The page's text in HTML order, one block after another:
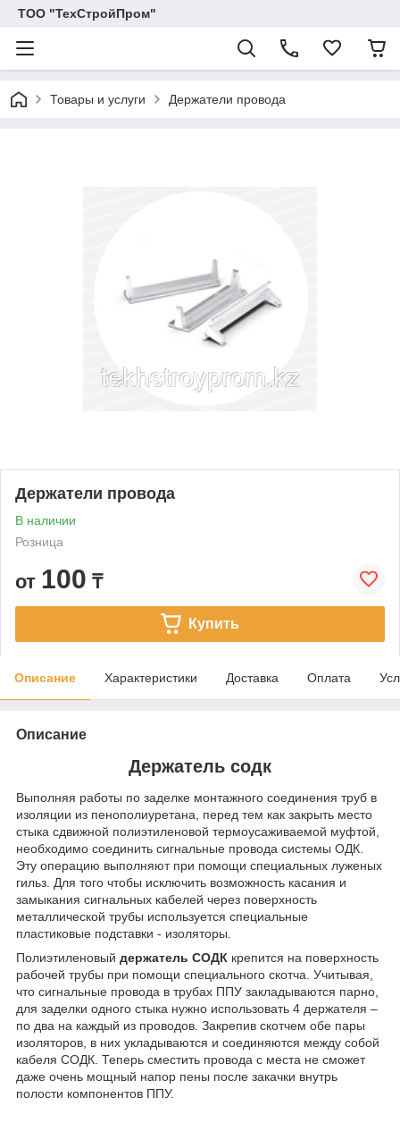
ТОО "ТехСтройПром"
Товары и услуги Держатели провода
Держатели провода
В наличии
Розница
от 100 ₸
Купить
Описание Характеристики Доставка Оплата
Описание
Держатель содк
Выполняя работы по заделке монтажного соединения труб в
изоляции из пенополиуретана, перед тем как закрыть место
стыка сдвижной полиэтиленовой термоусаживаемой муфтой,
необходимо соединить сигнальные провода системы ОДК.
Эту операцию выполняют при помощи специальных луженых
гильз. Для того чтобы исключить возможность касания и
замыкания сигнальных кабелей через поверхность
металлической трубы используется специальные
пластиковые подставки - изоляторы.
Полиэтиленовый держатель СОДК крепится на поверхность
рабочей трубы при помощи специального скотча. Учитывая,
что сигнальные провода в трубах ППУ закладываются парно,
для заделки одного стыка нужно использовать 4 держателя –
по два на каждый из проводов. Закрепив скотчем обе пары
изоляторов, в них укладываются и соединяются между собой
кабеля СОДК. Теперь сместить провода с места не сможет
даже очень мощный напор пены после закачки внутрь
полости компонентов ППУ.